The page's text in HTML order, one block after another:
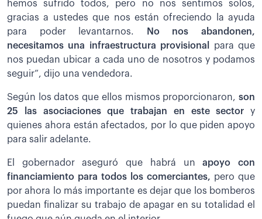
hemos sufrido todos, pero no nos sentimos solos,
gracias a ustedes que nos están ofreciendo la ayuda
para poder levantarnos.
No nos abandonen,
necesitamos una infraestructura provisional
para que
nos puedan ubicar a cada uno de nosotros y podamos
seguir”, dijo una vendedora.
Según los datos que ellos mismos proporcionaron, son
25 las asociaciones que trabajan en este sector y
quienes ahora están afectados, por lo que piden apoyo
para salir adelante.
El gobernador aseguró que habrá unapoyo con
financiamiento para todos los comerciantes, pero que
por ahora lo más importante es dejar que los bomberos
puedan finalizar su trabajo de apagar en su totalidad el